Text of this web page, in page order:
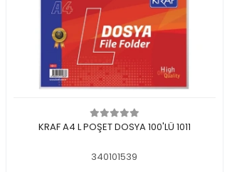
اضف الى سلة التسوق
KRAF A4 L POŞET DOSYA 100'LÜ 1011
340101539